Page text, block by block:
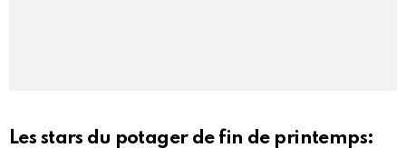
Les stars du potager de fin de printemps: